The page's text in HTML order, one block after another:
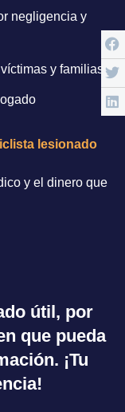
negligencia y
y familias
lesionado
y el dinero que
útil, por
que pueda
¡Tu